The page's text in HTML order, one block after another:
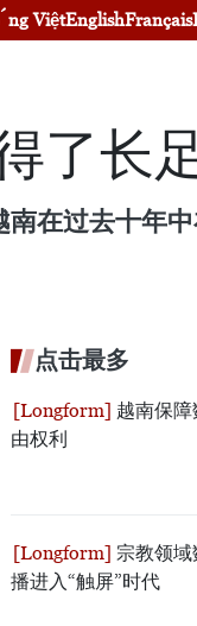
ViệtEnglishFrançais
了长
在过去十年
点击最多
越南保
由权利
宗教领
播进入“触屏”时代